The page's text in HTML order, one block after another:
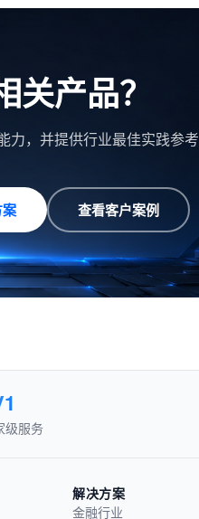
关产品？
力，并提供行业最佳实践参考
查看客户案例
级服务
解决方案
金融行业